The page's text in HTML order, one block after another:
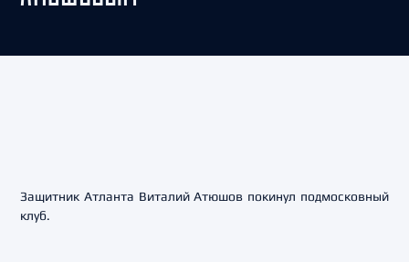
Защитник Атланта Виталий Атюшов покинул подмосковный
клуб.